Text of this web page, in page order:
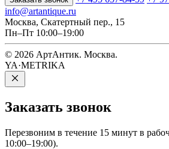
info@artantique.ru
Москва, Скатертный пер., 15
Пн–Пт 10:00–19:00
© 2026 АртАнтик. Москва.
YA·METRIKA
Заказать звонок
Перезвоним в течение 15 минут в
10:00–19:00).